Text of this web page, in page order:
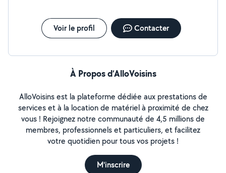
Voir le profil Contacter
À Propos d’AlloVoisins
AlloVoisins est la plateforme dédiée aux prestations de
services et à la location de matériel à proximité de chez
vous ! Rejoignez notre communauté de 4,5 millions de
membres, professionnels et particuliers, et facilitez
votre quotidien pour tous vos projets !
M'inscrire